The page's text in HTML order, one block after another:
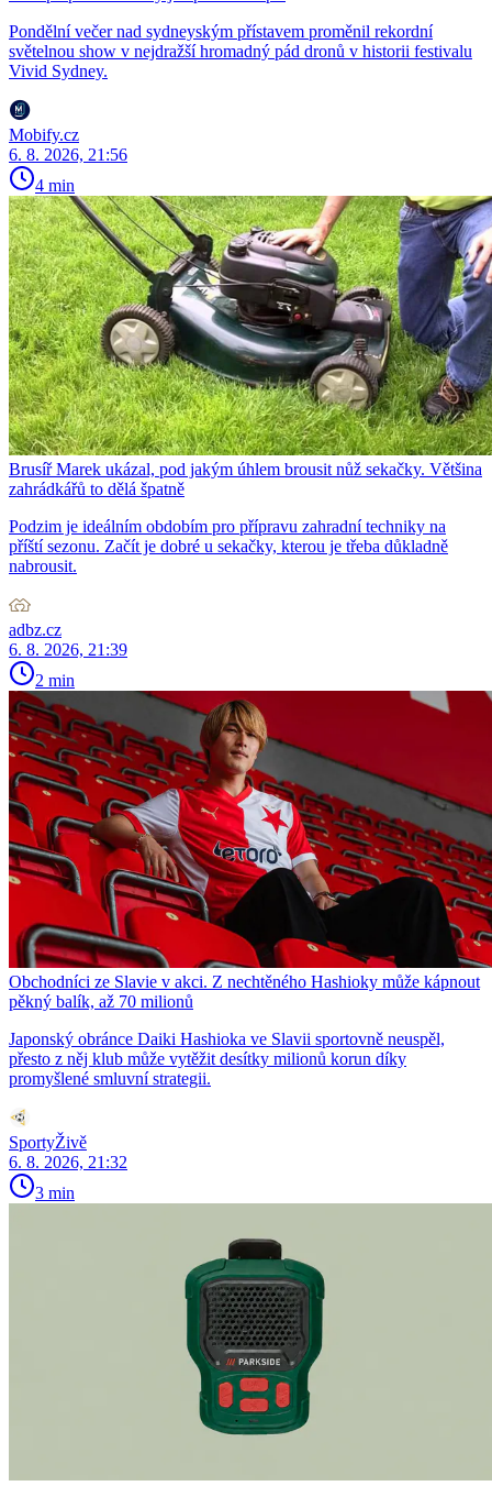
Pondělní večer nad sydneyským přístavem proměnil rekordní
světelnou show v nejdražší hromadný pád dronů v historii festivalu
Vivid Sydney.
Mobify.cz
6. 8. 2026, 21:56
4 min
Brusíř Marek ukázal, pod jakým úhlem brousit nůž sekačky. Většina
zahrádkářů to dělá špatně
Podzim je ideálním obdobím pro přípravu zahradní techniky na
příští sezonu. Začít je dobré u sekačky, kterou je třeba důkladně
nabrousit.
adbz.cz
6. 8. 2026, 21:39
2 min
Obchodníci ze Slavie v akci. Z nechtěného Hashioky může kápnout
pěkný balík, až 70 milionů
Japonský obránce Daiki Hashioka ve Slavii sportovně neuspěl,
přesto z něj klub může vytěžit desítky milionů korun díky
promyšlené smluvní strategii.
SportyŽivě
6. 8. 2026, 21:32
3 min